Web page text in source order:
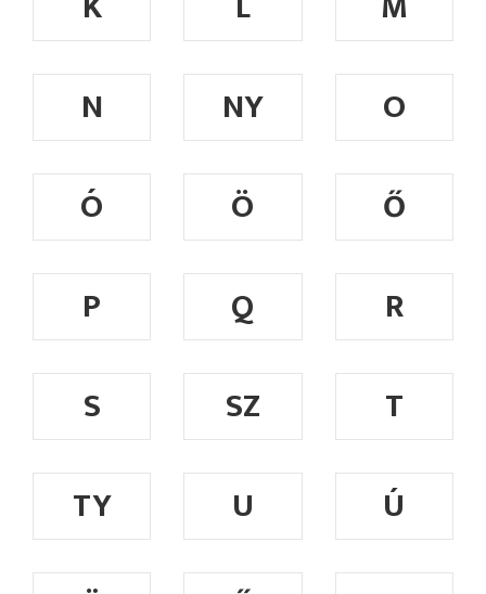
N
NY
O
Ó
Ö
Ő
P
Q
R
S
SZ
T
TY
U
Ú